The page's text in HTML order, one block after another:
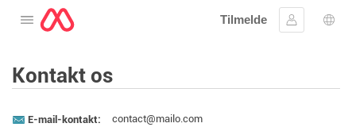
Åbne menuen
Tilmelde
Log ind
Kontakt os
E-mail-kontakt: contact@mailo.com